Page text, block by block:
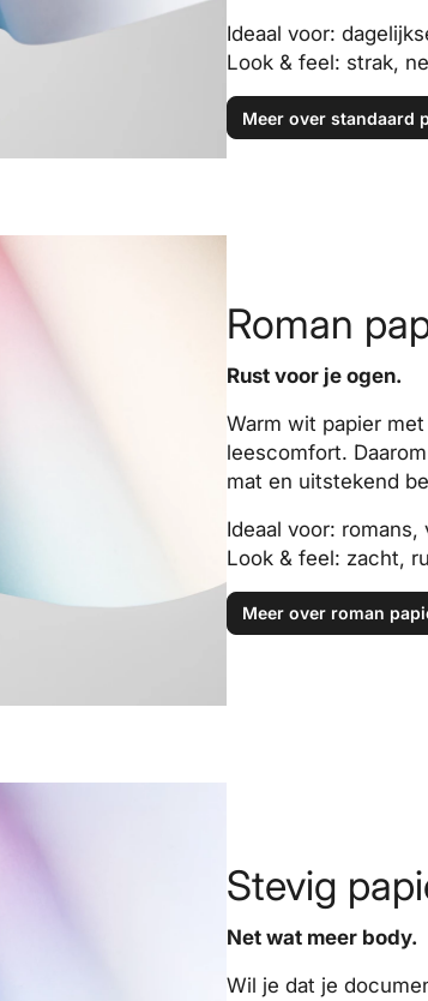
Ideaal voor:
Look & feel: strak,
Meer over standaard
Roman
Rust voor je ogen.
Warm wit papier
leescomfort.
mat en uitstekend
Ideaal voor:
Look & feel: zacht,
Meer over roman
Stevig
Net wat meer body.
Wil je dat je